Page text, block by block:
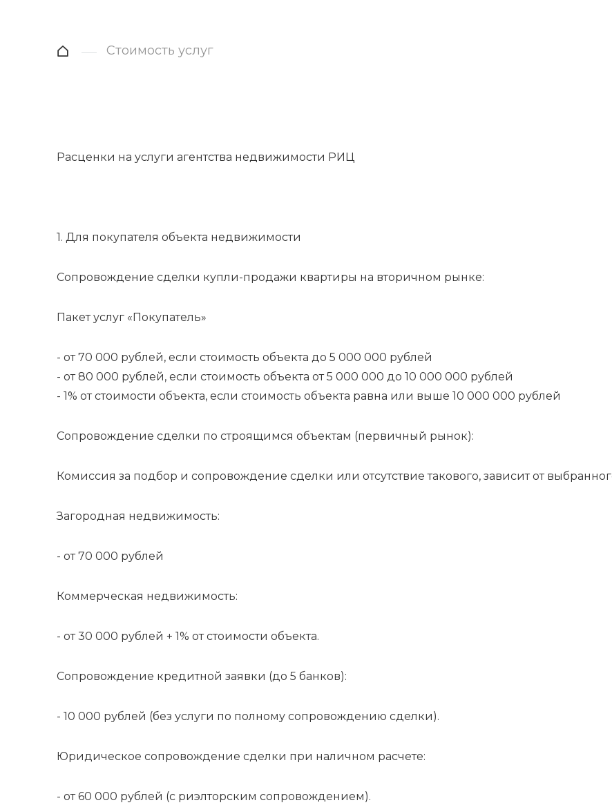
Стоимость услуг
Расценки на услуги агентства недвижимости РИЦ
1. Для покупателя объекта недвижимости
Сопровождение сделки купли-продажи квартиры на вторичном рынке:
Пакет услуг «Покупатель»
- от 70 000 рублей, если стоимость объекта до 5 000 000 рублей
- от 80 000 рублей, если стоимость объекта от 5 000 000 до 10 000 000 рублей
- 1% от стоимости объекта, если стоимость объекта равна или выше 10 000 000 рублей
Сопровождение сделки по строящимся объектам (первичный рынок):
Комиссия за подбор и сопровождение сделки или отсутствие такового, зависит от
Загородная недвижимость:
- от 70 000 рублей
Коммерческая недвижимость:
- от 30 000 рублей + 1% от стоимости объекта.
Сопровождение кредитной заявки (до 5 банков):
- 10 000 рублей (без услуги по полному сопровождению сделки).
Юридическое сопровождение сделки при наличном расчете:
- от 60 000 рублей (с риэлторским сопровождением).